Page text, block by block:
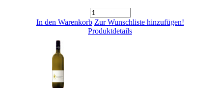
In den Warenkorb Zur Wunschliste hinzufügen!
Produktdetails